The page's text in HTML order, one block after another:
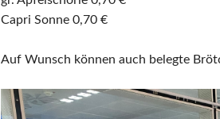
Capri Sonne 0,70 €
Auf Wunsch können auch belegte